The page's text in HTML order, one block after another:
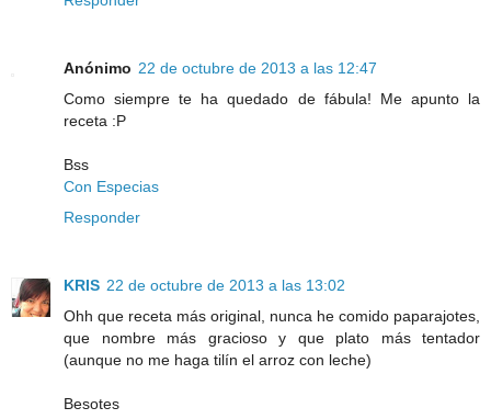
Anónimo 22 de octubre de 2013 a las 12:47
Como siempre te ha quedado de fábula! Me apunto la
receta :P
Bss
Con Especias
Responder
KRIS 22 de octubre de 2013 a las 13:02
Ohh que receta más original, nunca he comido paparajotes,
que nombre más gracioso y que plato más tentador
(aunque no me haga tilín el arroz con leche)
Besotes